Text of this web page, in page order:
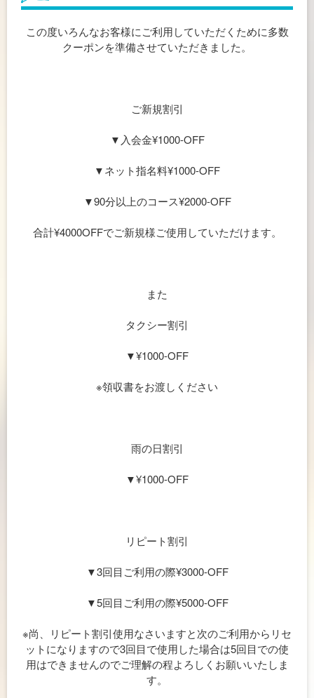
この度いろんなお客様にご利用していただくために多数
クーポンを準備させていただきました。
ご新規割引
▼入会金¥1000-OFF
▼ネット指名料¥1000-OFF
▼90分以上のコース¥2000-OFF
合計¥4000OFFでご新規様ご使用していただけます。
また
タクシー割引
▼¥1000-OFF
※領収書をお渡しください
雨の日割引
▼¥1000-OFF
リピート割引
▼3回目ご利用の際¥3000-OFF
▼5回目ご利用の際¥5000-OFF
※尚、リピート割引使用なさいますと次のご利用からリセ
ットになりますので3回目で使用した場合は5回目での使
用はできませんのでご理解の程よろしくお願いいたしま
す。